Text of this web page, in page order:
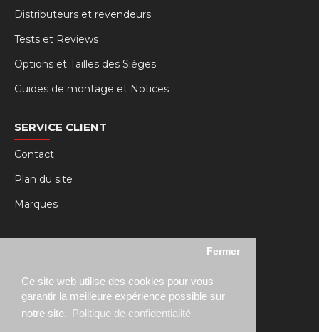
Ce site web utilise des cookies pour vous
garantir la meilleure expérience possible sur
notre site. Politique de confidentialité
Fermer
Distributeurs et revendeurs
Tests et Reviews
Options et Tailles des Sièges
Guides de montage et Notices
SERVICE CLIENT
Contact
Plan du site
Marques
MY RSEAT
Historique des commandes